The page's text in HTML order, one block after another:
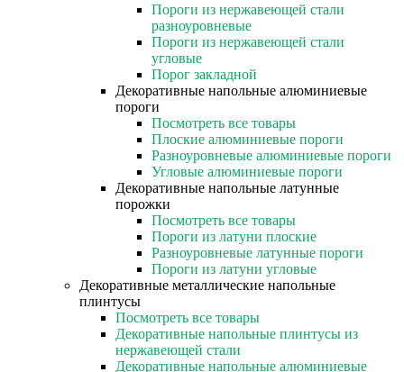
Пороги из нержавеющей стали
разноуровневые
Пороги из нержавеющей стали
угловые
Порог закладной
Декоративные напольные алюминиевые
пороги
Посмотреть все товары
Плоские алюминиевые пороги
Разноуровневые алюминиевые пороги
Угловые алюминиевые пороги
Декоративные напольные латунные
порожки
Посмотреть все товары
Пороги из латуни плоские
Разноуровневые латунные пороги
Пороги из латуни угловые
Декоративные металлические напольные
плинтусы
Посмотреть все товары
Декоративные напольные плинтусы из
нержавеющей стали
Декоративные напольные алюминиевые